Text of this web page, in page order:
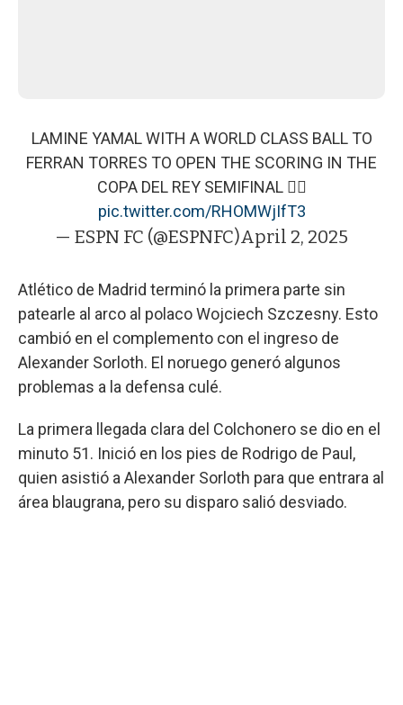
LAMINE YAMAL WITH A WORLD CLASS BALL TO
FERRAN TORRES TO OPEN THE SCORING IN THE
COPA DEL REY SEMIFINAL 😮‍💨
pic.twitter.com/RHOMWjIfT3
— ESPN FC (@ESPNFC)April 2, 2025
Atlético de Madrid terminó la primera parte sin
patearle al arco al polaco Wojciech Szczesny. Esto
cambió en el complemento con el ingreso de
Alexander Sorloth. El noruego generó algunos
problemas a la defensa culé.
La primera llegada clara del Colchonero se dio en el
minuto 51. Inició en los pies de Rodrigo de Paul,
quien asistió a Alexander Sorloth para que entrara al
área blaugrana, pero su disparo salió desviado.